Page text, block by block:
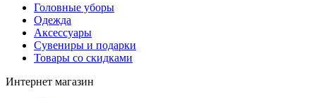
Головные уборы
Одежда
Аксессуары
Сувениры и подарки
Товары со скидками
Интернет магазин